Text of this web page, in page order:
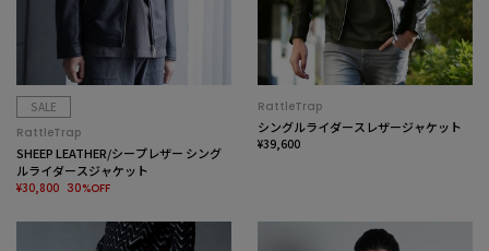
SALE
RattleTrap
SHEEP LEATHER/シープレザー シング
ルライダースジャケット
¥30,800 30%OFF
RattleTrap
シングルライダースレザージャケット
¥39,600